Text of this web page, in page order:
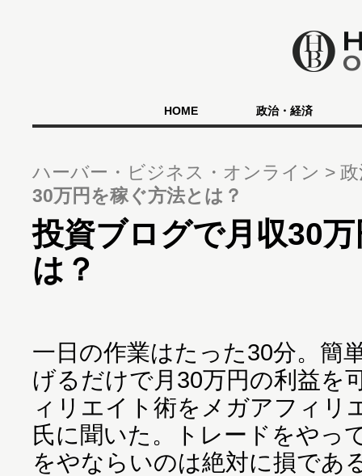
HOME 政治・経済
ハーバー・ビジネス・オンライン
30万円を稼ぐ方法とは？
投資ブログで月収30
は？
一日の作業はたった30分。簡
げるだけで月30万円の利益を
ィリエイト術をメガアフィリ
氏に聞いた。トレードをやっ
をやならいのは絶対に損であ